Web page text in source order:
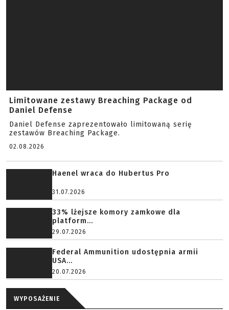
Limitowane zestawy Breaching Package od
Daniel Defense
Daniel Defense zaprezentowało limitowaną serię
zestawów Breaching Package.
02.08.2026
Haenel wraca do Hubertus Pro
31.07.2026
33% lżejsze komory zamkowe dla
platform...
29.07.2026
Federal Ammunition udostępnia armii
USA...
20.07.2026
WYPOSAŻENIE